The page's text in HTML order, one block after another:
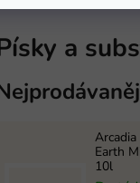
a
Arcadia
Earth
10l